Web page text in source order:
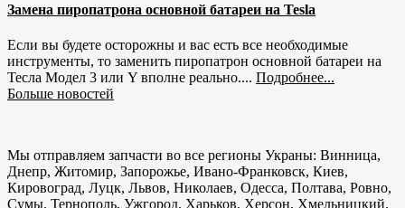
Замена пиропатрона основной батареи на Tesla
Если вы будете осторожны и вас есть все необходимые
инструменты, то заменить пиропатрон основной батареи на
Тесла Модел 3 или Y вполне реально.... Подробнее...
Больше новостей
Мы отправляем запчасти во все регионы Украны: Винница,
Днепр, Житомир, Запорожье, Ивано-Франковск, Киев,
Кировоград, Луцк, Львов, Николаев, Одесса, Полтава, Ровно,
Сумы, Тернополь, Ужгород, Харьков, Херсон, Хмельницкий,